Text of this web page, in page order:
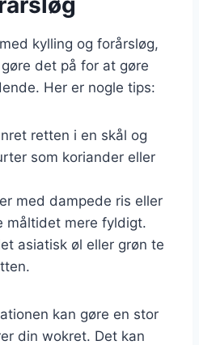
kylling og forårsløg,
det på for at gøre
Her er nogle tips:
retten i en skål og
som koriander eller
med dampede ris eller
måltidet mere fyldigt.
asiatisk øl eller grøn te
kan gøre en stor
din wokret. Det kan